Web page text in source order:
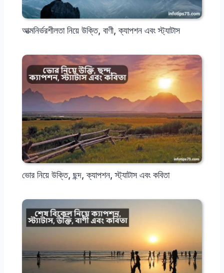
আত্মনির্ভরশীলতা নিয়ে উক্তি, বাণী, ক্যাপশন এবং স্ট্যাটাস
ভোর নিয়ে উক্তি, ছন্দ, ক্যাপশন, স্ট্যাটাস এবং কবিতা